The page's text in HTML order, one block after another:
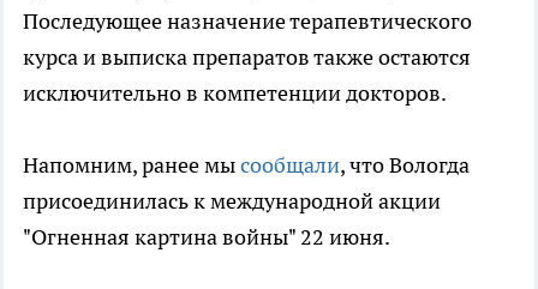
Последующее назначение терапевтического
курса и выписка препаратов также остаются
исключительно в компетенции докторов.
Напомним, ранее мысообщали, что Вологда
присоединилась к международной акции
"Огненная картина войны" 22 июня.